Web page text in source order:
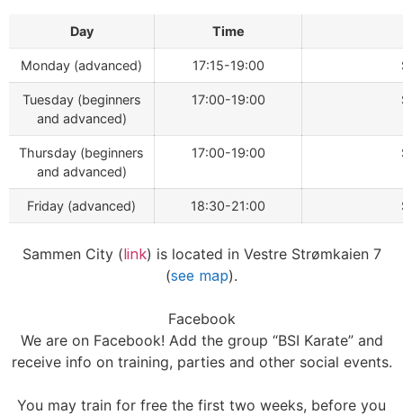
Day Time
Monday (advanced) 17:15-19:00
Tuesday (beginners
and advanced)
17:00-19:00
Thursday (beginners
and advanced)
17:00-19:00
Friday (advanced) 18:30-21:00
Sammen City (link) is located in Vestre Strømkaien 7
(see map).
Facebook
We are on Facebook! Add the group “BSI Karate” and
receive info on training, parties and other social events.
You may train for free the first two weeks, before you